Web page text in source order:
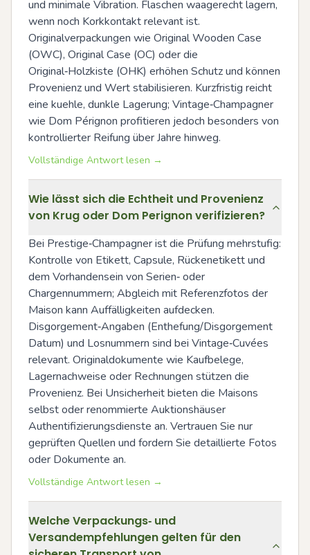
und minimale Vibration. Flaschen waagerecht lagern,
wenn noch Korkkontakt relevant ist.
Originalverpackungen wie Original Wooden Case
(OWC), Original Case (OC) oder die
Original‑Holzkiste (OHK) erhöhen Schutz und können
Provenienz und Wert stabilisieren. Kurzfristig reicht
eine kuehle, dunkle Lagerung; Vintage‑Champagner
wie Dom Pérignon profitieren jedoch besonders von
kontrollierter Reifung über Jahre hinweg.
Vollständige Antwort lesen →
Wie lässt sich die Echtheit und Provenienz
von Krug oder Dom Perignon verifizieren?
Bei Prestige‑Champagner ist die Prüfung mehrstufig:
Kontrolle von Etikett, Capsule, Rückenetikett und
dem Vorhandensein von Serien‑ oder
Chargennummern; Abgleich mit Referenzfotos der
Maison kann Auffälligkeiten aufdecken.
Disgorgement‑Angaben (Enthefung/Disgorgement
Datum) und Losnummern sind bei Vintage‑Cuvées
relevant. Originaldokumente wie Kaufbelege,
Lagernachweise oder Rechnungen stützen die
Provenienz. Bei Unsicherheit bieten die Maisons
selbst oder renommierte Auktionshäuser
Authentifizierungsdienste an. Vertrauen Sie nur
geprüften Quellen und fordern Sie detaillierte Fotos
oder Dokumente an.
Vollständige Antwort lesen →
Welche Verpackungs‑ und
Versandempfehlungen gelten für den